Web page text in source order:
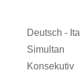
Deutsch -
Simultan
Konsekutiv